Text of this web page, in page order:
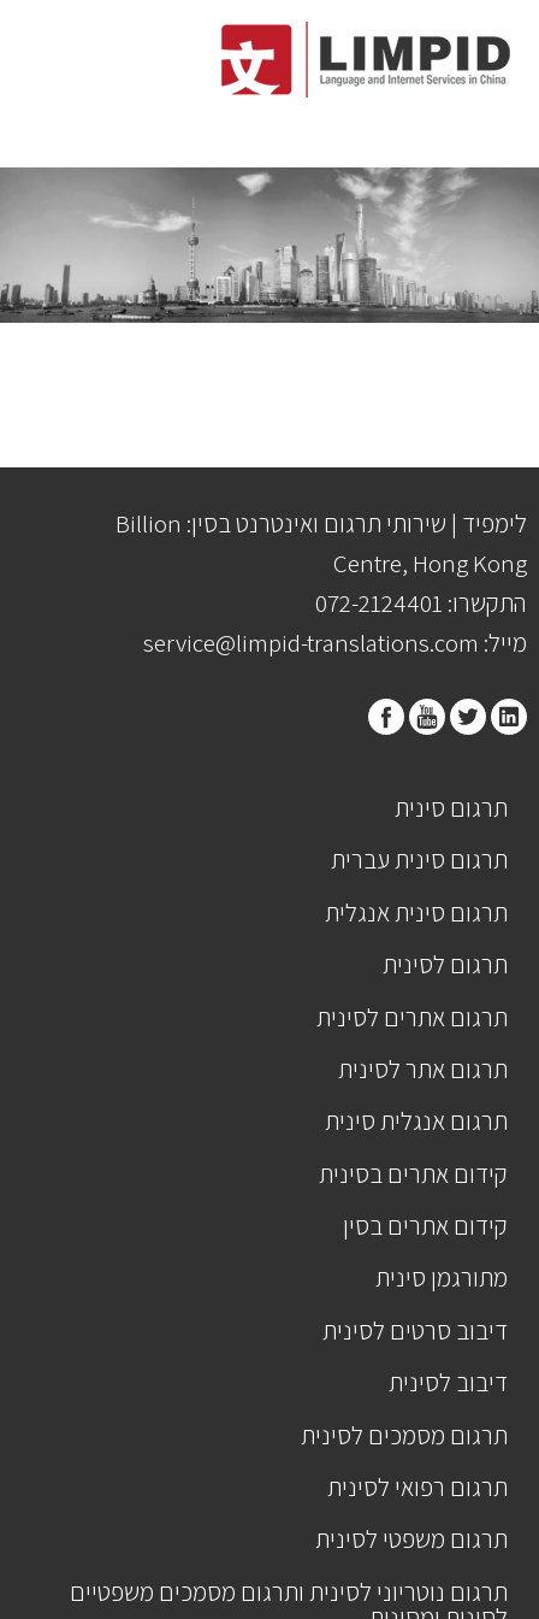
לימפיד | שירותי תרגום ואינטרנט בסין: Billion
Centre, Hong Kong
התקשרו: 072-2124401
מייל: service@limpid-translations.com
תרגום סינית
תרגום סינית עברית
תרגום סינית אנגלית
תרגום לסינית
תרגום אתרים לסינית
תרגום אתר לסינית
תרגום אנגלית סינית
קידום אתרים בסינית
קידום אתרים בסין
מתורגמן סינית
דיבוב סרטים לסינית
דיבוב לסינית
תרגום מסמכים לסינית
תרגום רפואי לסינית
תרגום משפטי לסינית
תרגום נוטריוני לסינית ותרגום מסמכים משפטיים